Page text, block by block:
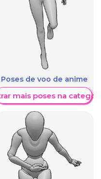
Poses de voo de anime
mais poses na